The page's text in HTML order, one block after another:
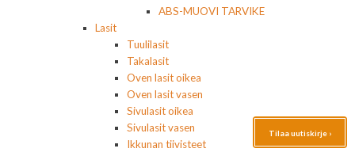
ABS-MUOVI TARVIKE
Lasit
Tuulilasit
Takalasit
Oven lasit oikea
Oven lasit vasen
Sivulasit oikea
Sivulasit vasen
Ikkunan tiivisteet
Tilaa uutiskirje ›